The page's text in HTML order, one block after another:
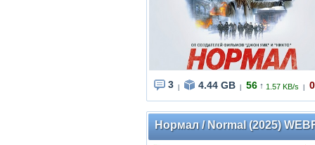
3 4.44 GB 56 ↑ 1.57 KB/s 0
Нормал / Normal (2025)